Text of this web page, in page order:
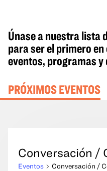
Únase a nuestra lista
para ser el primero
eventos, programas y
PRÓXIMOS EVENTOS
Conversación /
Eventos Conversación /